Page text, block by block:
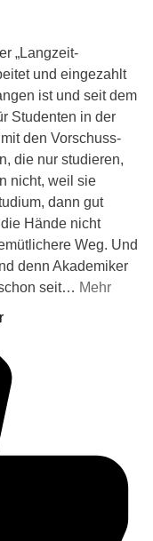
„Langzeit-
und eingezahlt
ist und seit dem
Studenten in der
den Vorschuss-
die nur studieren,
nicht, weil sie
dann gut
Hände nicht
Weg. Und
denn Akademiker
seit… Mehr